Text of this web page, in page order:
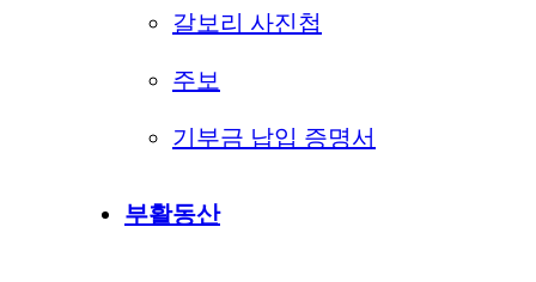
갈보리 사진첩
주보
기부금 납입 증명서
부활동산